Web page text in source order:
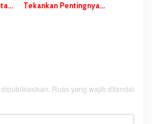
Tekankan Pentingnya
Ruas yang wajib ditandai